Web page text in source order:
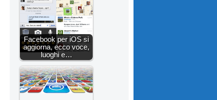
Facebook per iOS si
aggiorna, ecco voce,
luoghi e…